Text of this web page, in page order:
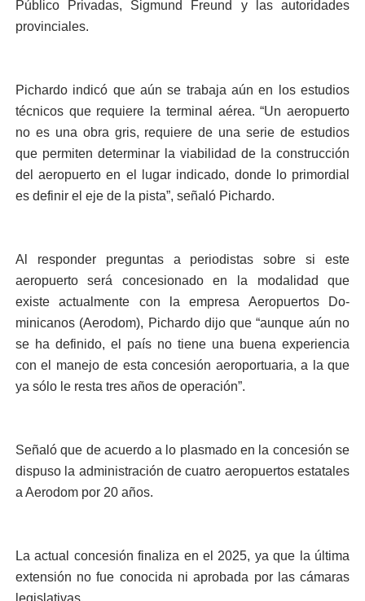
Público Priva­das, Sigmund Freund y las autoridades
provinciales.
Pichardo indicó que aún se trabaja aún en los estu­dios
técnicos que requiere la terminal aérea. “Un ae­ropuerto
no es una obra gris, requiere de una serie de estudios
que permiten determinar la viabilidad de la construcción
del ae­ropuerto en el lugar indi­cado, donde lo primordial
es definir el eje de la pista”, señaló Pichardo.
Al responder preguntas a periodistas sobre si este
aeropuerto será concesio­nado en la modalidad que
existe actualmente con la empresa Aeropuertos Do­
minicanos (Aerodom), Pi­chardo dijo que “aunque aún no
se ha definido, el país no tiene una buena ex­periencia
con el manejo de esta concesión aeroportua­ria, a la que
ya sólo le resta tres años de operación”.
Señaló que de acuerdo a lo plasmado en la con­cesión se
dispuso la ad­ministración de cuatro aeropuertos estatales
a Ae­rodom por 20 años.
La actual concesión fi­naliza en el 2025, ya que la última
extensión no fue co­nocida ni aprobada por las cámaras
legislativas.